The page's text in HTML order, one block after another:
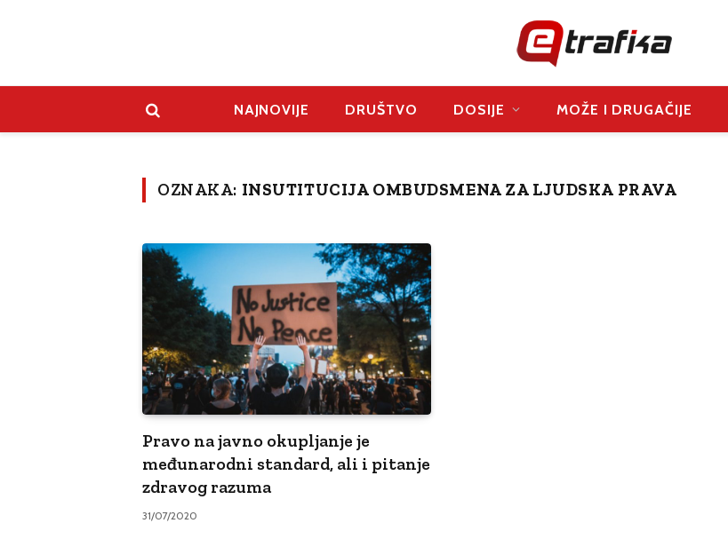
NAJNOVIJE DRUŠTVO DOSIJE MOŽE I DRUGAČIJE
OZNAKA: INSUTITUCIJA OMBUDSMENA ZA LJUDSKA PRAVA
Pravo na javno okupljanje je
međunarodni standard, ali i pitanje
zdravog razuma
31/07/2020